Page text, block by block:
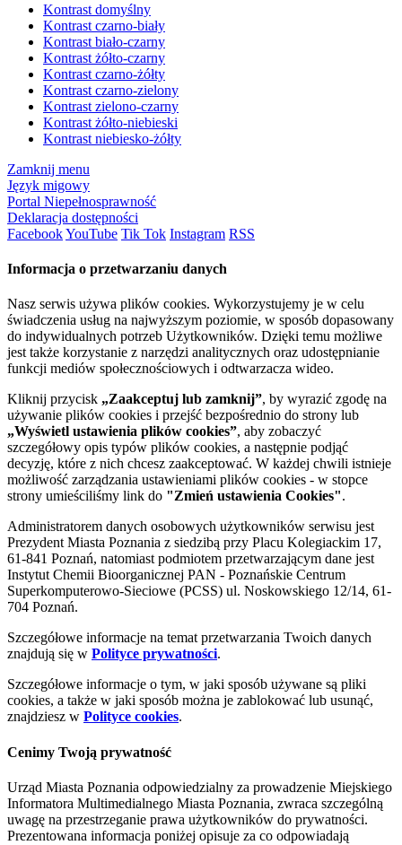
Kontrast domyślny
Kontrast czarno-biały
Kontrast biało-czarny
Kontrast żółto-czarny
Kontrast czarno-żółty
Kontrast czarno-zielony
Kontrast zielono-czarny
Kontrast żółto-niebieski
Kontrast niebiesko-żółty
Zamknij menu
Język migowy
Portal Niepełnosprawność
Deklaracja dostępności
FacebookYouTube Tik Tok Instagram RSS
Informacja o przetwarzaniu danych
Nasz serwis używa plików cookies. Wykorzystujemy je w celu
świadczenia usług na najwyższym poziomie, w sposób dopasowany
do indywidualnych potrzeb Użytkowników. Dzięki temu możliwe
jest także korzystanie z narzędzi analitycznych oraz udostępnianie
funkcji mediów społecznościowych i odtwarzacza wideo.
Kliknij przycisk „Zaakceptuj lub zamknij”, by wyrazić zgodę na
używanie plików cookies i przejść bezpośrednio do strony lub
„Wyświetl ustawienia plików cookies”, aby zobaczyć
szczegółowy opis typów plików cookies, a następnie podjąć
decyzję, które z nich chcesz zaakceptować. W każdej chwili istnieje
możliwość zarządzania ustawieniami plików cookies - w stopce
strony umieściliśmy link do "Zmień ustawienia Cookies".
Administratorem danych osobowych użytkowników serwisu jest
Prezydent Miasta Poznania z siedzibą przy Placu Kolegiackim 17,
61-841 Poznań, natomiast podmiotem przetwarzającym dane jest
Instytut Chemii Bioorganicznej PAN - Poznańskie Centrum
Superkomputerowo-Sieciowe (PCSS) ul. Noskowskiego 12/14, 61-
704 Poznań.
Szczegółowe informacje na temat przetwarzania Twoich danych
znajdują się w Polityce prywatności.
Szczegółowe informacje o tym, w jaki sposób używane są pliki
cookies, a także w jaki sposób można je zablokować lub usunąć,
znajdziesz w Polityce cookies.
Cenimy Twoją prywatność
Urząd Miasta Poznania odpowiedzialny za prowadzenie Miejskiego
Informatora Multimedialnego Miasta Poznania, zwraca szczególną
uwagę na przestrzeganie prawa użytkowników do prywatności.
Prezentowana informacja poniżej opisuje za co odpowiadają